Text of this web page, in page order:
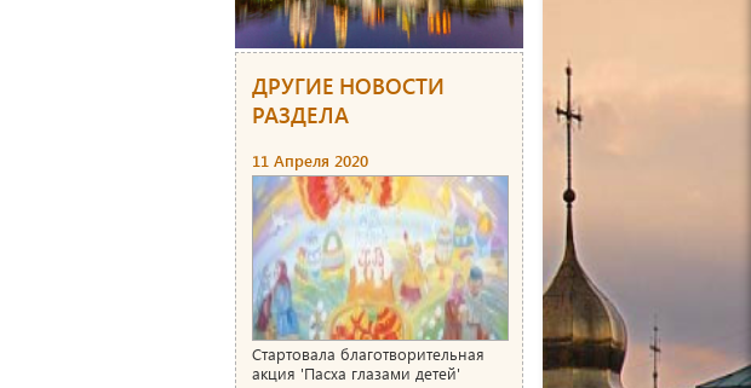
ДРУГИЕ НОВОСТИ
РАЗДЕЛА
11 Апреля 2020
Стартовала благотворительная
акция 'Пасха глазами детей'